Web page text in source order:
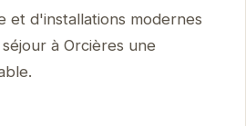
et d'installations modernes
à Orcières une